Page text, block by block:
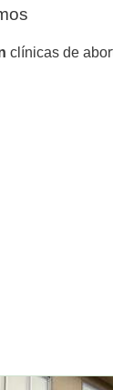
clínicas de